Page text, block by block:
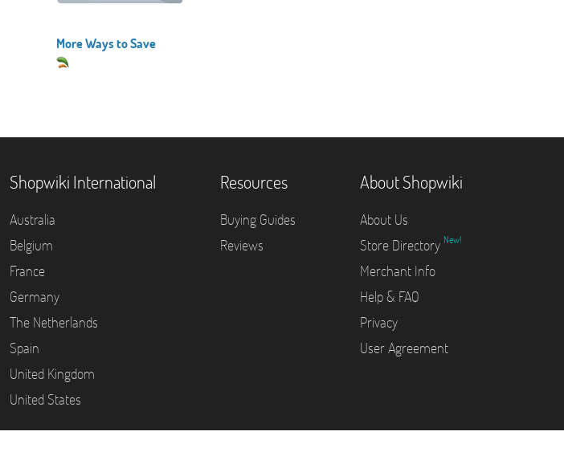
More Ways to Save
Shopwiki International
Australia
Belgium
France
Germany
The Netherlands
Spain
United Kingdom
United States
Resources
Buying Guides
Reviews
About Shopwiki
About Us
Store Directory New!
Merchant Info
Help & FAQ
Privacy
User Agreement